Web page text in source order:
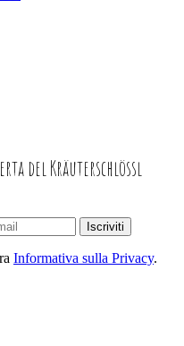
del Kräuterschlössl
Iscriviti
Informativa sulla Privacy.